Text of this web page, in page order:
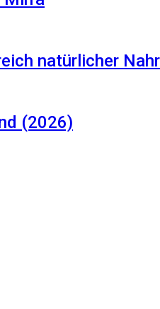
natürlicher
(2026)